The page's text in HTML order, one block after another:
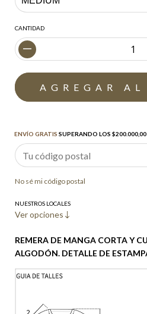
CANTIDAD
ENVÍO GRATIS SUPERANDO LOS $200.000,00
No sé mi código postal
NUESTROS LOCALES
Ver opciones
REMERA DE MANGA CORTA Y
ALGODÓN. DETALLE DE